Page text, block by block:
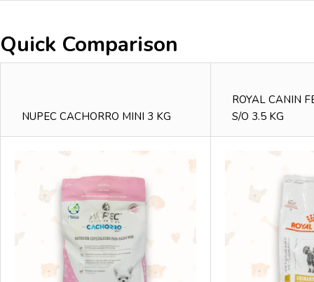
Quick Comparison
NUPEC CACHORRO MINI 3 KG
ROYAL CANIN
S/O 3.5 KG